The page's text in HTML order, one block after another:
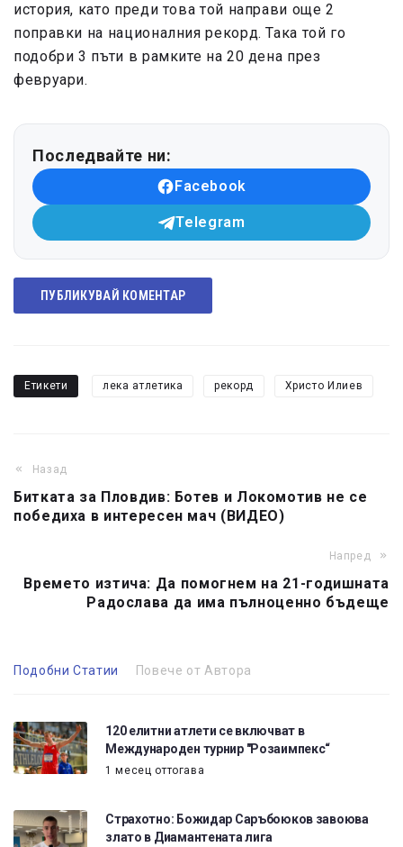
история, като преди това той направи още 2
поправки на националния рекорд. Така той го
подобри 3 пъти в рамките на 20 дена през
февруари.
Последвайте ни:
Facebook
Telegram
ПУБЛИКУВАЙ КОМЕНТАР
Етикети лека атлетика рекорд Христо Илиев
Назад
Битката за Пловдив: Ботев и Локомотив не се
победиха в интересен мач (ВИДЕО)
Напред
Времето изтича: Да помогнем на 21-годишната
Радослава да има пълноценно бъдеще
Подобни Статии Повече от Автора
120 елитни атлети се включват в
Международен турнир "Розаимпекс“
1 месец оттогава
Страхотно: Божидар Саръбоюков завоюва
злато в Диамантената лига